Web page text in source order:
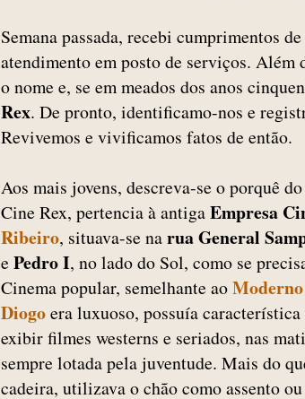
Semana passada, recebi cumprimentos
atendimento em posto de serviços.
o nome e, se em meados dos anos
Rex. De pronto, identificamo-nos e
Revivemos e vivificamos fatos de então.
Aos mais jovens, descreva-se o porquê
Cine Rex, pertencia à antigaEmpresa
Ribeiro, situava-se narua General
e Pedro I, no lado do Sol, como se
Cinema popular, semelhante aoModerno
Diogoera luxuoso, possuía
exibir filmes westerns e seriados, nas
sempre lotada pela juventude. Mais do
cadeira, utilizava o chão como assento